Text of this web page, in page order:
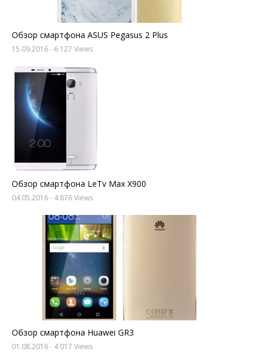
Обзор смартфона ASUS Pegasus 2 Plus
15.09.2016- 6 127 Views
Обзор смартфона LeTv Max X900
04.05.2016- 4 876 Views
Обзор смартфона Huawei GR3
01.08.2016- 4 017 Views